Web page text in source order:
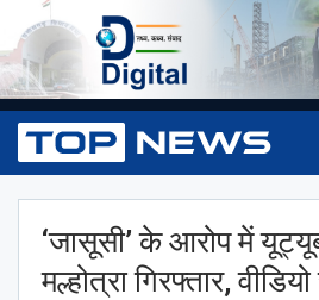
‘जासूसी’ के आरोप में
मल्होत्रा गिरफ्तार,